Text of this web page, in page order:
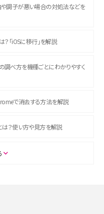
や調子が悪い場合の対処法などを
「iOSに移行」を解説
調べ方を機種ごとにわかりやすく
で消去する方法を解説
は？使い方や見方を解説
み方を解説
響や復活・復元する方法も解説